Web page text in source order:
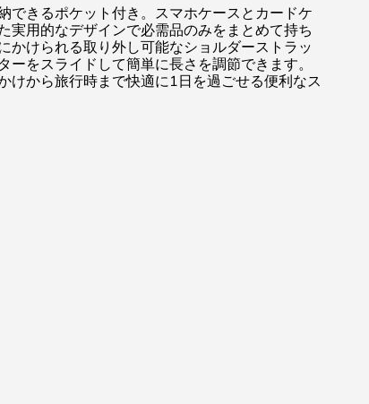
できるポケット付き。スマホケースとカードケ
実用的なデザインで必需品のみをまとめて持ち
かけられる取り外し可能なショルダーストラッ
ーをスライドして簡単に長さを調節できます。
けから旅行時まで快適に1日を過ごせる便利なス